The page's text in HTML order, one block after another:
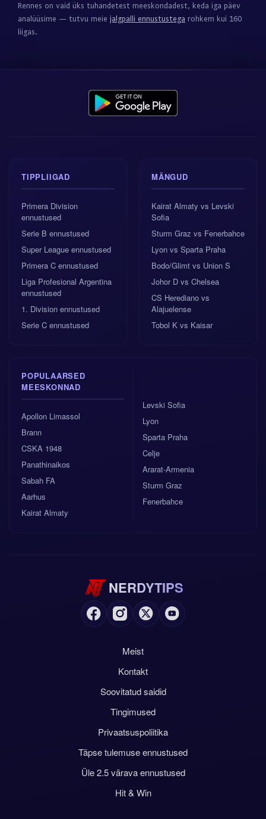
Rennes on vaid üks tuhandetest meeskondadest, keda iga päev
analüüsime — tutvu meie jalgpalli ennustustega rohkem kui 160
liigas.
TIPPLIIGAD
Primera Division
ennustused
Serie B ennustused
Super League ennustused
Primera C ennustused
Liga Profesional Argentina
ennustused
1. Division ennustused
Serie C ennustused
MÄNGUD
Kairat Almaty vs Levski
Sofia
Sturm Graz vs Fenerbahce
Lyon vs Sparta Praha
Bodo/Glimt vs Union S
Johor D vs Chelsea
CS Herediano vs
Alajuelense
Tobol K vs Kaisar
POPULAARSED
MEESKONNAD
Apollon Limassol
Brann
CSKA 1948
Panathinaikos
Sabah FA
Aarhus
Kairat Almaty
Levski Sofia
Lyon
Sparta Praha
Celje
Ararat-Armenia
Sturm Graz
Fenerbahce
NERDYTIPS
Meist
Kontakt
Soovitatud saidid
Tingimused
Privaatsuspoliitika
Täpse tulemuse ennustused
Üle 2.5 värava ennustused
Hit & Win